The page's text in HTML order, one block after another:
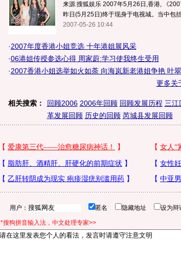
来源:搜狐娱乐 2007年5月26日,香港, 《
昨日(5月25日)终于现身于电视城。当中包
2007-05-26 10:44
·2007年度香港小姐竞选 十年港姐展风采
·06港姐传授参选心得 周家蔚:学习使我终生受用
·2007香港小姐选举如火如荼 向海岚新老港姐争艳 叶翠
更多关
相关搜索： 回顾2006 2006年回顾 回顾发展历程 三江
革发展回顾 历史的回顾 芮城县发展回顾
用户： 匿名 隐藏地址 设为辩
*搜狗拼音输入法，中文处理专家>>